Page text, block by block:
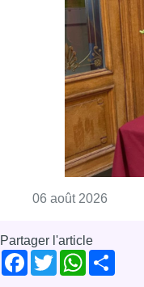
06 août 2026
Partager l'article
Facebook
TwitterWhatsApp